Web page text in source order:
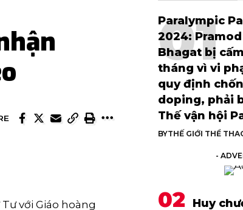
với Giáo hoàng
Paralympic
2024: Pramod
Bhagat bị
tháng vì vi
quy định
doping, phải
Thế vận hội
BYTHẾ GIỚI THỂ
-
Huy